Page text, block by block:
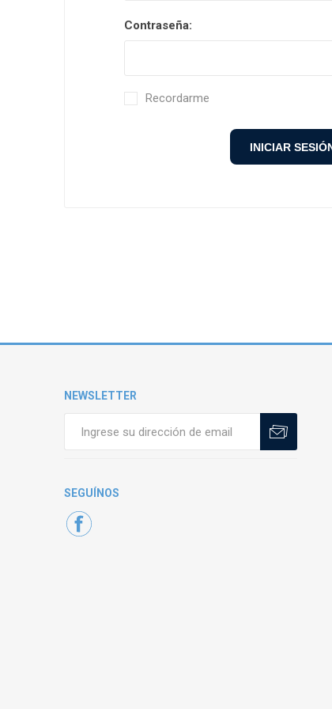
Petlas
Contraseña:
Recordarme
NEWSLETTER
SEGUÍNOS